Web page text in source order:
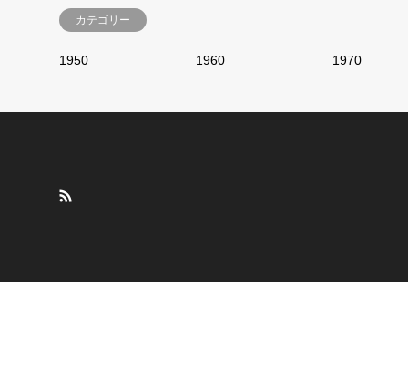
カテゴリー
1950 1960 1970